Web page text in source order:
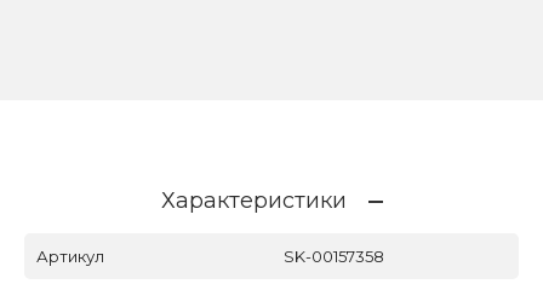
Характеристики
Артикул SK-00157358